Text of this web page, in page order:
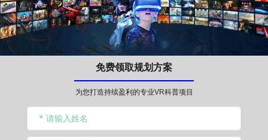
免费领取规划方案
为您打造持续盈利的专业VR科普项目